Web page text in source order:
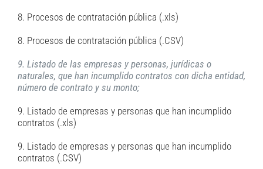
8. Procesos de contratación pública (.xls)
8. Procesos de contratación pública (.CSV)
9. Listado de las empresas y personas, jurídicas o
naturales, que han incumplido contratos con dicha entidad,
número de contrato y su monto;
9. Listado de empresas y personas que han incumplido
contratos (.xls)
9. Listado de empresas y personas que han incumplido
contratos (.CSV)